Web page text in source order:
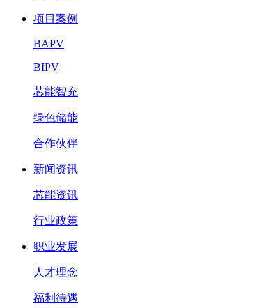
项目案例
BAPV
BIPV
芯能智充
绿色储能
合作伙伴
新闻资讯
芯能资讯
行业政策
职业发展
人才理念
福利待遇